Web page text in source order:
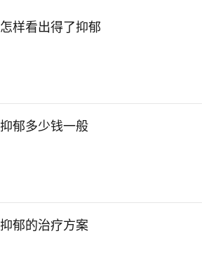
怎样看出得了抑郁
抑郁多少钱一般
抑郁的治疗方案